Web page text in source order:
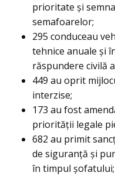
prioritate și
semafoarelor;
295 conduceau
tehnice anuale și
răspundere civilă
449 au oprit
interzise;
173 au fost
priorității legale
682 au primit
de siguranță și
în timpul șofatului;